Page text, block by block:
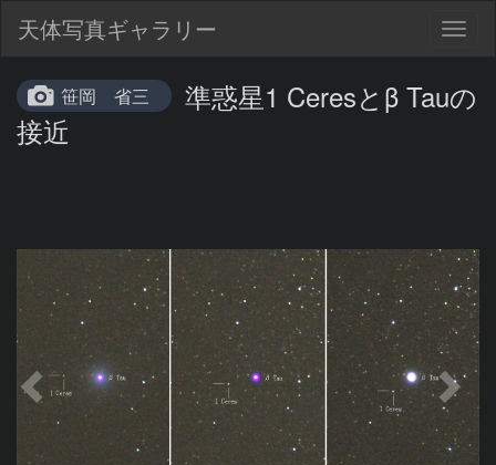
天体写真ギャラリー
笹岡 省三
準惑星1 Ceresとβ Tauの
接近